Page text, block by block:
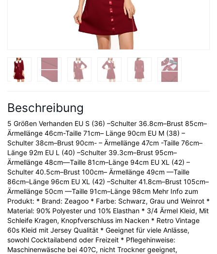
Beschreibung
5 Größen Verhanden EU S (36) –Schulter 36.8cm–Brust 85cm–
Ärmellänge 46cm-Taille 71cm– Länge 90cm EU M (38) –
Schulter 38cm–Brust 90cm- – Ärmellänge 47cm -Taille 76cm–
Länge 92m EU L (40) –Schulter 39.3cm–Brust 95cm–
Ärmellänge 48cm—Taille 81cm–Länge 94cm EU XL (42) –
Schulter 40.5cm–Brust 100cm– Ärmellänge 49cm —Taille
86cm–Länge 96cm EU XL (42) –Schulter 41.8cm–Brust 105cm–
Ärmellänge 50cm —Taille 91cm–Länge 98cm Mehr Info zum
Produkt: * Brand: Zeagoo * Farbe: Schwarz, Grau und Weinrot *
Material: 90% Polyester und 10% Elasthan * 3/4 Ärmel Kleid, Mit
Schleife Kragen, Knopfverschluss im Nacken * Retro Vintage
60s Kleid mit Jersey Qualität * Geeignet für viele Anlässe,
sowohl Cocktailabend oder Freizeit * Pflegehinweise:
Maschinenwäsche bei 40?C, nicht Trockner geeignet,